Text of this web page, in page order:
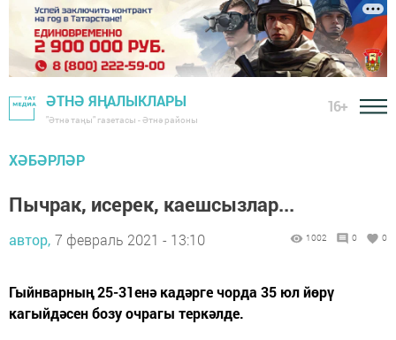
ӘТНӘ ЯҢАЛЫКЛАРЫ
"Әтнә таңы" газетасы - Әтнә районы
16+
ХӘБӘРЛӘР
Пычрак, исерек, каешсызлар...
автор, 7 февраль 2021 - 13:10 1002 0 0
Гыйнварның 25-31енә кадәрге чорда 35 юл йөрү
кагыйдәсен бозу очрагы теркәлде.